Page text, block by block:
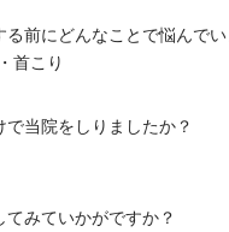
前にどんなことで悩んでい
首こり
当院をしりましたか？
みていかがですか？